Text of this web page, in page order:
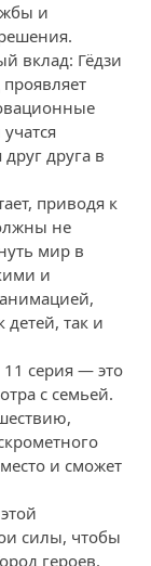
и
вклад: Гёдзи
друга в
приводя к
не
мир в
и
так и
11 серия — это
с семьей.
и сможет
силы, чтобы
героев.